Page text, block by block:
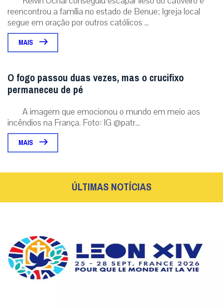
Santa Sé divulga lema e logotipo da viagem
apostólica de Leão XIV à França
identidade visual e a mensagem oficial reforçam a busca por paz
e reconciliação....
07 / Aug|Roma